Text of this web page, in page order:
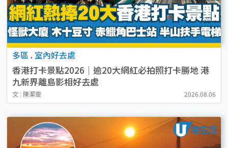
多區 . 室內好去處
香港打卡景點2026｜逾20大網紅必拍照打卡勝地 港
九新界離島影相好去處
文 : 陳潔雯 2026.08.06